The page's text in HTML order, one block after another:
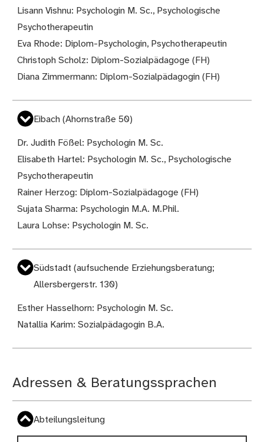
Lisann Vishnu: Psychologin M. Sc., Psychologische
Psychotherapeutin
Eva Rhode: Diplom-Psychologin, Psychotherapeutin
Christoph Scholz: Diplom-Sozialpädagoge (FH)
Diana Zimmermann: Diplom-Sozialpädagogin (FH)
Eibach (Ahornstraße 50)
Dr. Judith Fößel: Psychologin M. Sc.
Elisabeth Hartel: Psychologin M. Sc., Psychologische
Psychotherapeutin
Rainer Herzog: Diplom-Sozialpädagoge (FH)
Sujata Sharma: Psychologin M.A. M.Phil.
Laura Lohse: Psychologin M. Sc.
Südstadt (aufsuchende Erziehungsberatung;
Allersbergerstr. 130)
Esther Hasselhorn: Psychologin M. Sc.
Natallia Karim: Sozialpädagogin B.A.
Adressen & Beratungssprachen
Abteilungsleitung